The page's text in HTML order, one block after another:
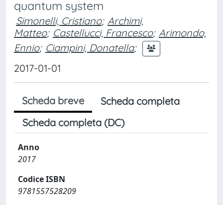
quantum system
Simonelli, Cristiano; Archimi,
Matteo; Castellucci, Francesco; Arimondo,
Ennio; Ciampini, Donatella;
2017-01-01
Scheda breve
Scheda completa
Scheda completa (DC)
Anno
2017
Codice ISBN
9781557528209